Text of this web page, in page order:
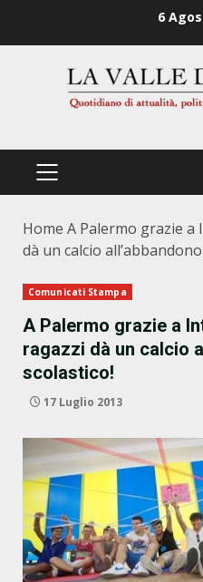
6
PRIMÄRES
Home A Palermo grazie a
dà un calcio
Comunicati Stampa
A Palermo grazie a
ragazzi dà un calcio
scolastico!
17 Luglio 2013